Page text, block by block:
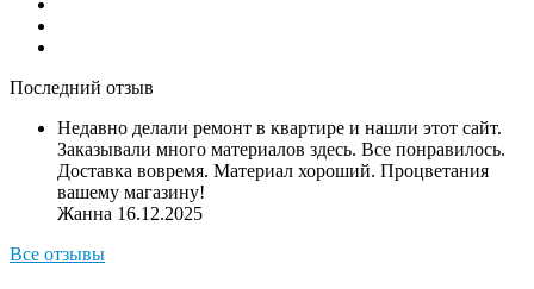
Последний отзыв
Недавно делали ремонт в квартире и нашли этот сайт.
Заказывали много материалов здесь. Все понравилось.
Доставка вовремя. Материал хороший. Процветания
вашему магазину!
Жанна 16.12.2025
Все отзывы